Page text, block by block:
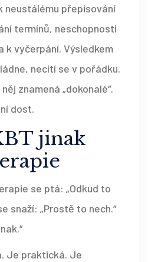
neustálému přepisování
termínů, neschopnosti
k vyčerpání. Výsledkem
necítí se v pořádku.
znamená „dokonalé“.
dost.
jinak
se ptá: „Odkud to
snaží: „Prostě to nech.“
Je praktická. Je